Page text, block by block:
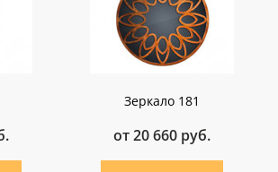
Зеркало 181
от 20 660 руб.